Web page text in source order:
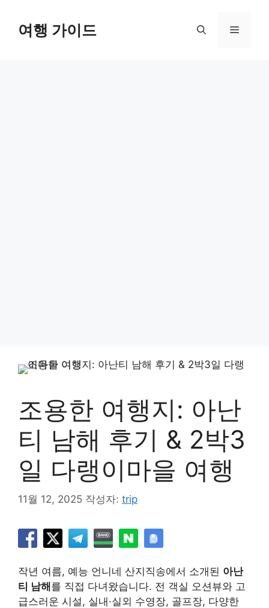
여행 가이드 메
조용한 여행지: 아난
티 남해 후기 & 2박3
일 다랭이마을 여행
11월 12, 2025 작성자: trip
작년 여름, 예능 언니네 산지직송에서 소개된 아난
티 남해를 직접 다녀왔습니다. 전 객실 오션뷰와 고
급스러운 시설, 실내·실외 수영장, 골프장, 다양한